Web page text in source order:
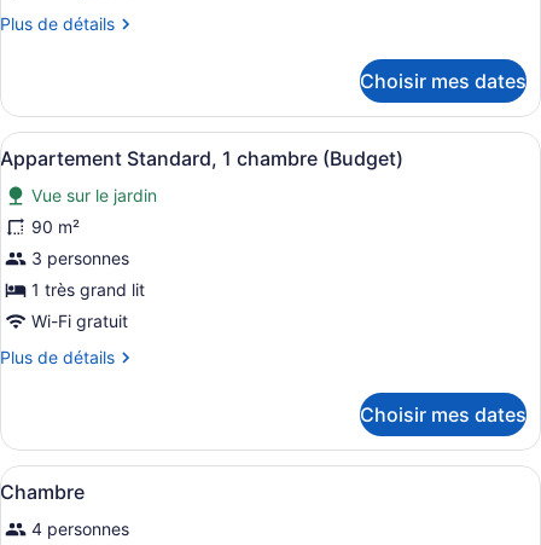
chambre :
2
chambres,
non-
fumeur,
cuisine
Plus de détails
Plus
Appartement
supérieur,
2
chambres,
non-
fumeur,
cuisine
Choisir mes dates
Afficher
toutes
les
photos
pour
ce
type
chambre :
1
chambre
(Budget)
Un salon moderne avec un
8
Appartement Standard, 1 chambre (Budget)
Vue sur le jardin
90 m²
3 personnes
1 très grand lit
Wi-Fi gratuit
Plus de détails
Plus
Appartement
Standard,
1
(Budget)
Choisir mes dates
Afficher
toutes
les
Une chambre d’hôtel avec deux
8
Chambre
4 personnes